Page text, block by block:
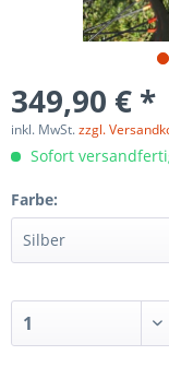
349,90 € *
inkl. MwSt.zzgl.
Sofort
Farbe: